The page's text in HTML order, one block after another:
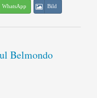
WhatsApp Bild
Belmondo